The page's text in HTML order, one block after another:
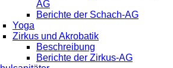
AG
Berichte der Schach-AG
Yoga
Zirkus und Akrobatik
Beschreibung
Berichte der Zirkus-AG